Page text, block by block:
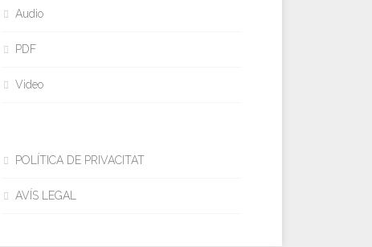
Audio
PDF
Video
POLÍTICA DE PRIVACITAT
AVÍS LEGAL